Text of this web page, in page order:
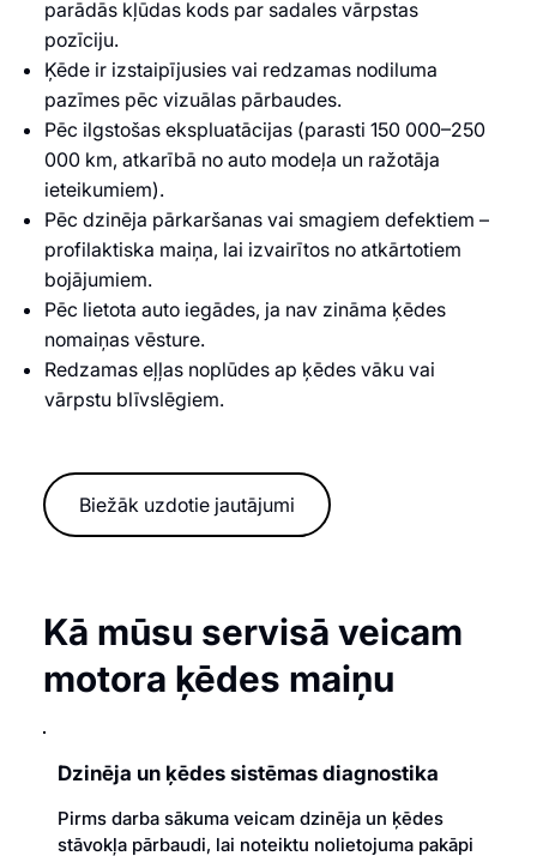
parādās kļūdas kods par sadales vārpstas
pozīciju.
Ķēde ir izstaipījusies vai redzamas nodiluma
pazīmes pēc vizuālas pārbaudes.
Pēc ilgstošas ekspluatācijas (parasti 150 000–250
000 km, atkarībā no auto modeļa un ražotāja
ieteikumiem).
Pēc dzinēja pārkaršanas vai smagiem defektiem –
profilaktiska maiņa, lai izvairītos no atkārtotiem
bojājumiem.
Pēc lietota auto iegādes, ja nav zināma ķēdes
nomaiņas vēsture.
Redzamas eļļas noplūdes ap ķēdes vāku vai
vārpstu blīvslēgiem.
Biežāk uzdotie jautājumi
Kā mūsu servisā veicam
motora ķēdes maiņu
Dzinēja un ķēdes sistēmas diagnostika
Pirms darba sākuma veicam dzinēja un ķēdes
stāvokļa pārbaudi, lai noteiktu nolietojuma pakāpi